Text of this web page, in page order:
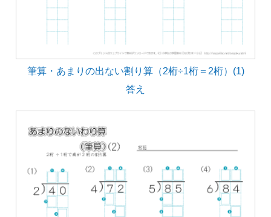
筆算・あまりの出ない割り算（2桁÷1桁＝2桁）(1)
答え